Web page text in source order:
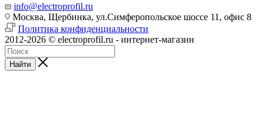
info@electroprofil.ru
Москва, Щербинка, ул.Симферопольское шоссе 11, офис 8
Политика конфиденциальности
2012-2026 © electroprofil.ru - интернет-магазин
Найти